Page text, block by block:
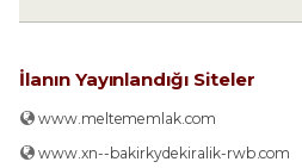
İlanın Yayınlandığı Siteler
www.meltememlak.com
www.xn--bakirkydekiralik-rwb.com